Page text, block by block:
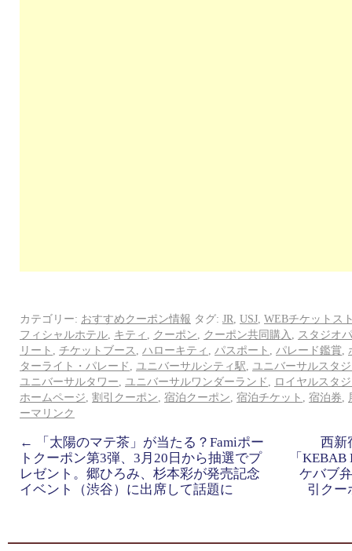
カテゴリー: おすすめクーポン情報 タグ: JR USJ WEBチケットス
フィシャルホテル キティ クーポン クーポン共同購入
スタジオ
リート
チケットブース ハローキティ パスポート パレード鑑賞
ターライト・パレード
ユニバーサルシティ駅
ユニバーサルスタ
ユニバーサルタワー
ユニバーサルワンダーランド
ロイヤルスタ
ホームページ 割引クーポン 宿泊クーポン 宿泊チケット 宿泊券
ーマリンク
←
「太陽のマテ茶」が当たる？Famiポー
トクーポン第3弾、3月20日から抽選でプ
レゼント。郷ひろみ、杉本彩が発売記念
イベント（渋谷）に出席して話題に
西新
「
ケバブ
引クー